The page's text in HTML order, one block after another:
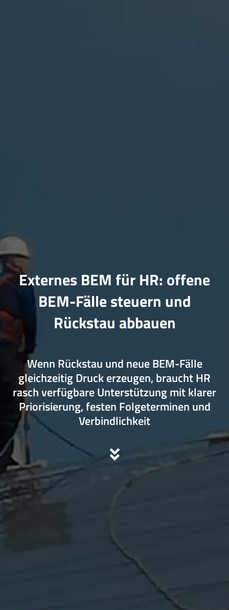
Externes BEM für HR: offene
BEM-Fälle steuern und
Rückstau abbauen
Wenn Rückstau und neue BEM-Fälle
gleichzeitig Druck erzeugen, braucht HR
rasch verfügbare Unterstützung mit klarer
Priorisierung, festen Folgeterminen und
Verbindlichkeit